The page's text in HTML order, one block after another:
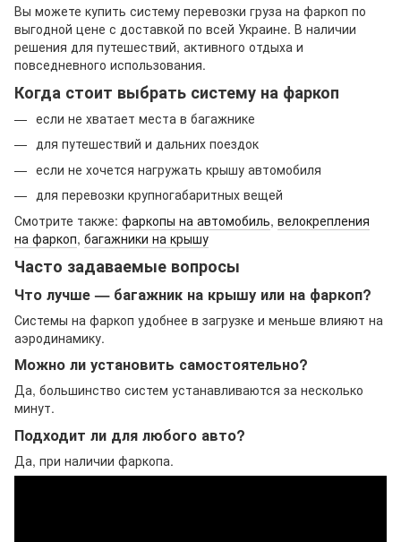
Вы можете купить систему перевозки груза на фаркоп по
выгодной цене с доставкой по всей Украине. В наличии
решения для путешествий, активного отдыха и
повседневного использования.
Когда стоит выбрать систему на фаркоп
если не хватает места в багажнике
для путешествий и дальних поездок
если не хочется нагружать крышу автомобиля
для перевозки крупногабаритных вещей
Смотрите также: фаркопы на автомобиль, велокрепления
на фаркоп, багажники на крышу
Часто задаваемые вопросы
Что лучше — багажник на крышу или на фаркоп?
Системы на фаркоп удобнее в загрузке и меньше влияют на
аэродинамику.
Можно ли установить самостоятельно?
Да, большинство систем устанавливаются за несколько
минут.
Подходит ли для любого авто?
Да, при наличии фаркопа.